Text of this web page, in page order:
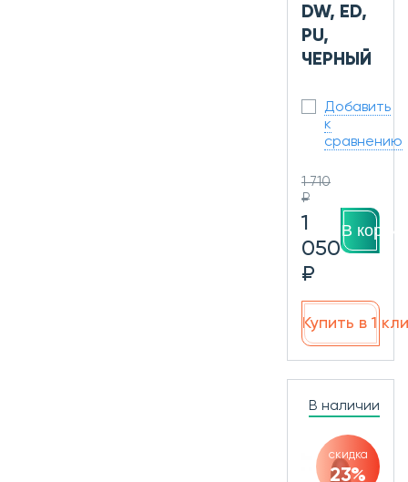
DW, ED,
PU,
ЧЕРНЫЙ
Добавить
к
сравнению
1 710
₽
1
050
₽
В
Купить в 1
В наличии
скидка
23%